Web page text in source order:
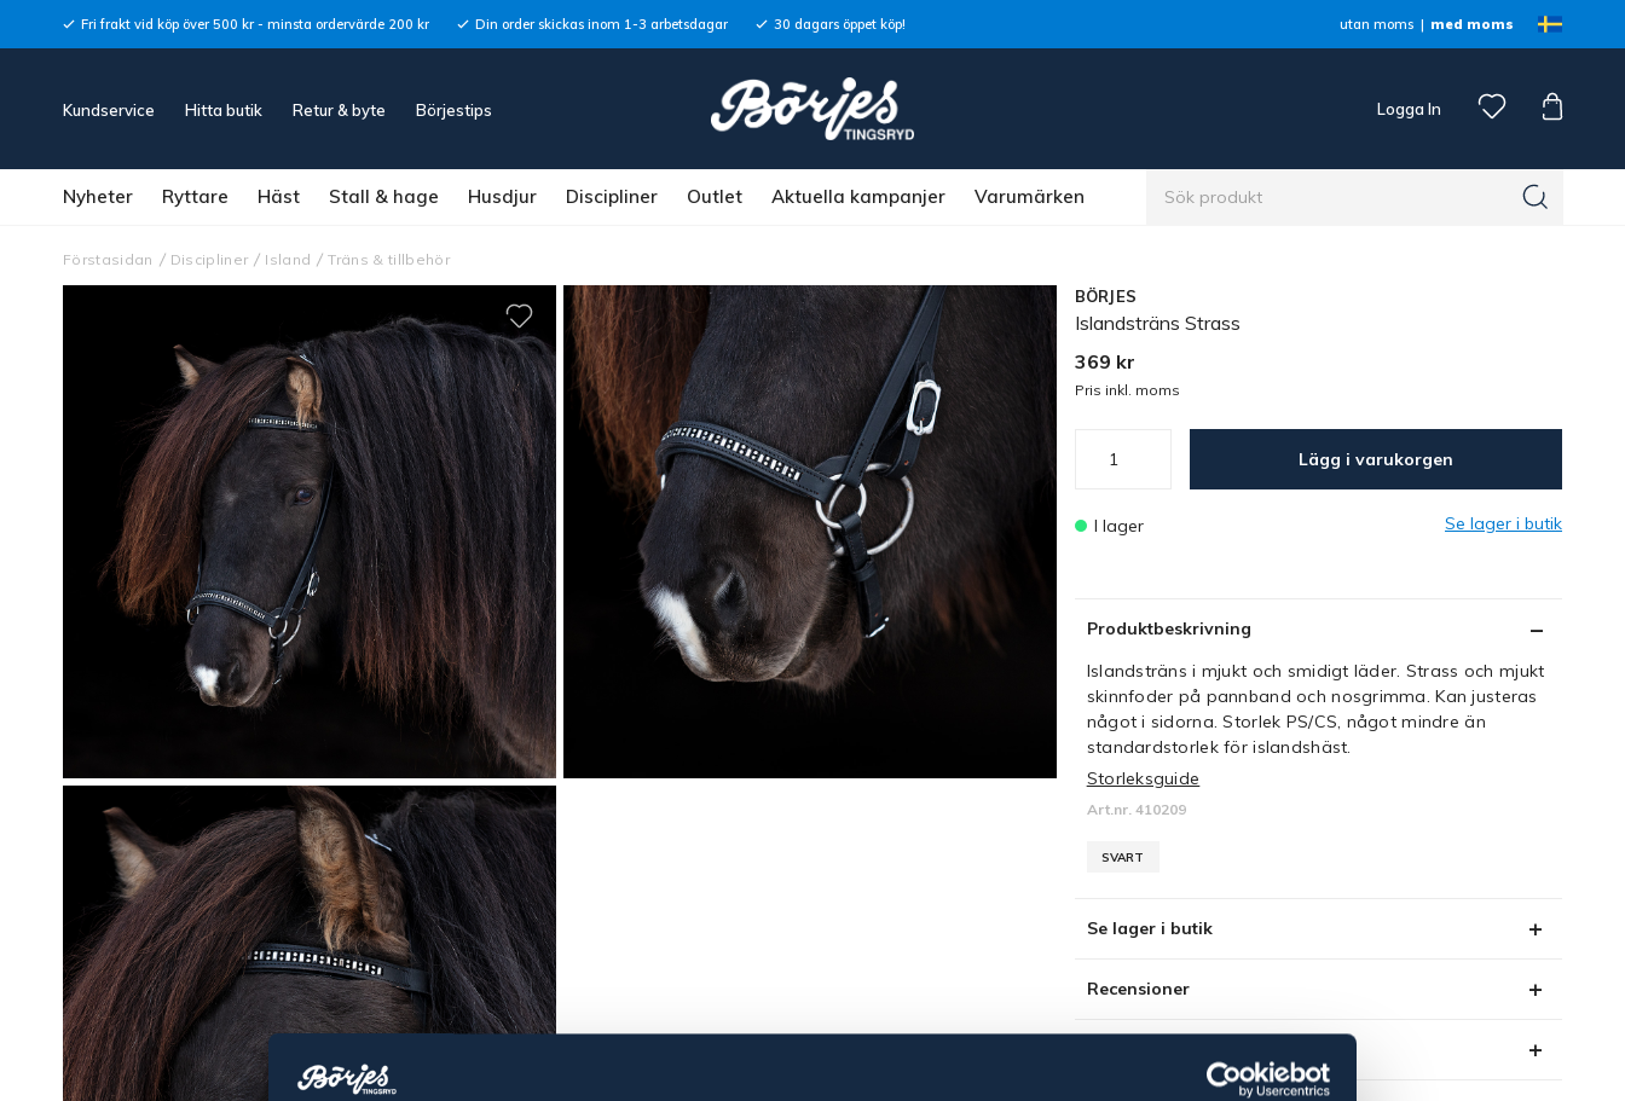
Fri frakt vid köp över 500 kr - minsta ordervärde 200 kr Din order skickas inom 1-3 arbetsdagar 30 dagars öppet köp! utan moms med moms
Kundservice Hitta butik Retur & byte Börjestips Logga In
Nyheter Ryttare Häst Stall & hage Husdjur Discipliner Outlet Aktuella kampanjer Varumärken
Förstasidan Discipliner Island Träns & tillbehör
BÖRJES
Islandsträns Strass
369 kr
Pris inkl. moms
Lägg i varukorgen
I lager Se lager i butik
Produktbeskrivning
Islandsträns i mjukt och smidigt läder. Strass och mjukt
skinnfoder på pannband och nosgrimma. Kan justeras
något i sidorna. Storlek PS/CS, något mindre än
standardstorlek för islandshäst.
Storleksguide
Art.nr. 410209
SVART
Se lager i butik
Recensioner